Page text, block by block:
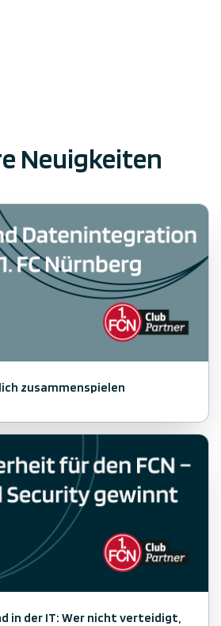
Neuigkeiten
zusammenspielen
in der IT: Wer nicht verteidigt,